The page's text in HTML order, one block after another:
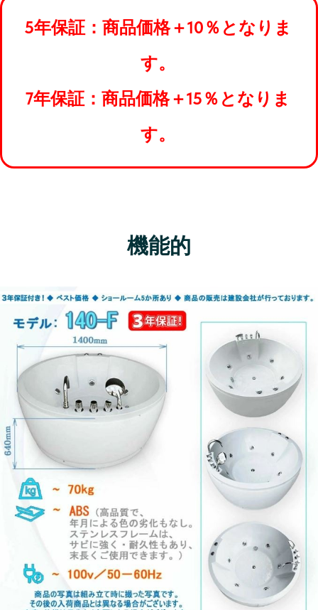
5年保証：商品価格＋10％ となりま
す。
7年保証：商品価格＋15％ となりま
す。
機能的